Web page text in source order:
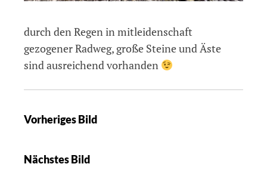
durch den Regen in mitleidenschaft
gezogener Radweg, große Steine und Äste
sind ausreichend vorhanden
Vorheriges Bild
Nächstes Bild